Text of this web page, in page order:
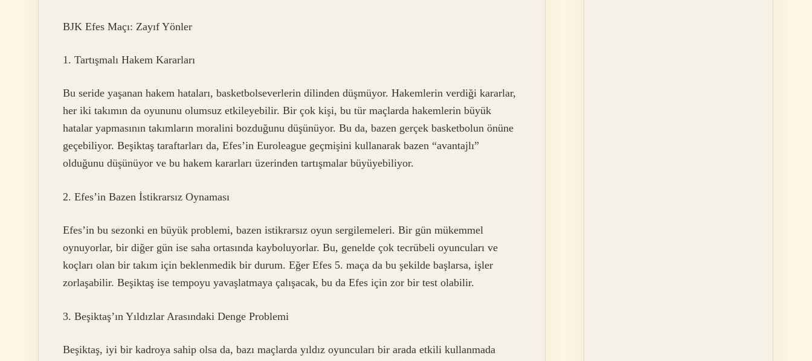
BJK Efes Maçı: Zayıf Yönler
1. Tartışmalı Hakem Kararları
Bu seride yaşanan hakem hataları, basketbolseverlerin dilinden düşmüyor. Hakemlerin verdiği kararlar,
her iki takımın da oyununu olumsuz etkileyebilir. Bir çok kişi, bu tür maçlarda hakemlerin büyük
hatalar yapmasının takımların moralini bozduğunu düşünüyor. Bu da, bazen gerçek basketbolun önüne
geçebiliyor. Beşiktaş taraftarları da, Efes’in Euroleague geçmişini kullanarak bazen “avantajlı”
olduğunu düşünüyor ve bu hakem kararları üzerinden tartışmalar büyüyebiliyor.
2. Efes’in Bazen İstikrarsız Oynaması
Efes’in bu sezonki en büyük problemi, bazen istikrarsız oyun sergilemeleri. Bir gün mükemmel
oynuyorlar, bir diğer gün ise saha ortasında kayboluyorlar. Bu, genelde çok tecrübeli oyuncuları ve
koçları olan bir takım için beklenmedik bir durum. Eğer Efes 5. maça da bu şekilde başlarsa, işler
zorlaşabilir. Beşiktaş ise tempoyu yavaşlatmaya çalışacak, bu da Efes için zor bir test olabilir.
3. Beşiktaş’ın Yıldızlar Arasındaki Denge Problemi
Beşiktaş, iyi bir kadroya sahip olsa da, bazı maçlarda yıldız oyuncuları bir arada etkili kullanmada